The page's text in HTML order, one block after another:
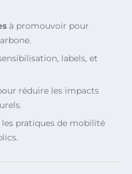
à promouvoir pour
labels, et
réduire les impacts
les pratiques de mobilité